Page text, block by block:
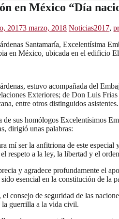
en México “Día
20173 marzo, 2018 Noticias2017,
Santamaría, Excelentísima
en México, ubicada en el edificio
estuvo acompañada del
Exteriores; de Don Luis
entre otros distinguidos asistentes.
de sus homólogos Excelentísimos
dirigió unas palabras:
mí ser la anfitriona de este
respeto a la ley, la libertad y el
y agradece profundamente el
esencial en la constitución de la
el consejo de seguridad de las
la guerrilla a la vida civil.